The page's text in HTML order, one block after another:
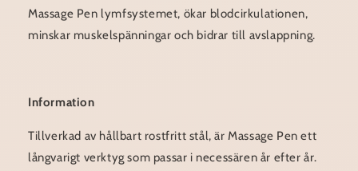
Massage Pen lymfsystemet, ökar blodcirkulationen,
minskar muskelspänningar och bidrar till avslappning.
Information
Tillverkad av hållbart rostfritt stål, är Massage Pen ett
långvarigt verktyg som passar i necessären år efter år.